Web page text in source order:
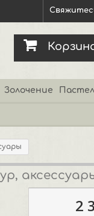
Золочение
2